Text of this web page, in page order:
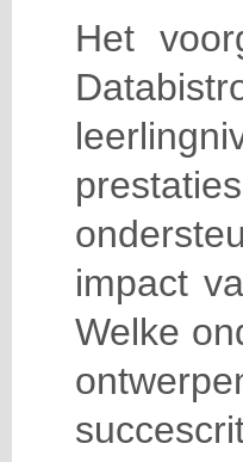
Het
impact
Welke